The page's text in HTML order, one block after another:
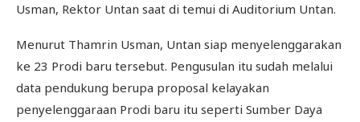
Usman, Rektor Untan saat di temui di Auditorium Untan.
Menurut Thamrin Usman, Untan siap menyelenggarakan
ke 23 Prodi baru tersebut. Pengusulan itu sudah melalui
data pendukung berupa proposal kelayakan
penyelenggaraan Prodi baru itu seperti Sumber Daya